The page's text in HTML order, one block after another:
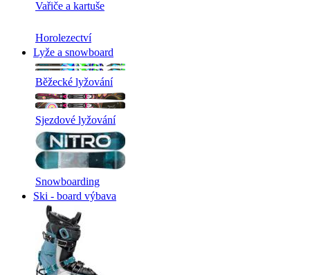
Vařiče a kartuše
Horolezectví
Lyže a snowboard
Běžecké lyžování
Sjezdové lyžování
Snowboarding
Ski - board výbava